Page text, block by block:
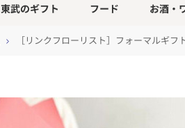
東武のギフト フード お酒・
［リンクフローリスト］フォーマルギフ